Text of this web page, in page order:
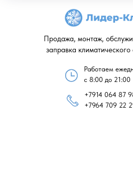
Работаем
с 8:00 до 21:00
+7914 064 87
+7964 709 22
Продажа, монтаж,
заправка